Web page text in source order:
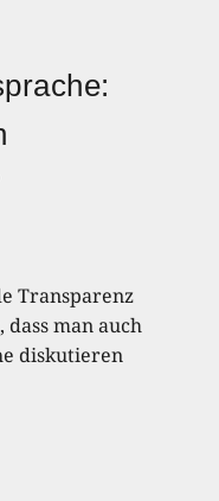
Transparenz
dass man auch
diskutieren